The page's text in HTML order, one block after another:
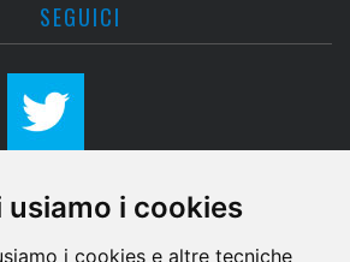
usiamo i cookies
i cookies e altre tecniche
SEGUICI
CONTATTACI